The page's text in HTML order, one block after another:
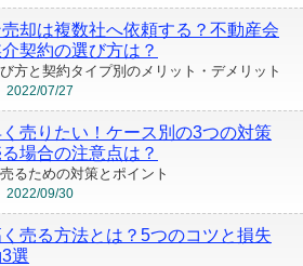
却は複数社へ依頼する？不動産会
契約の選び方は？
方と契約タイプ別のメリット・デメリット
2022/07/27
売りたい！ケース別の3つの対策
る場合の注意点は？
るための対策とポイント
2022/09/30
売る方法とは？5つのコツと損失
選